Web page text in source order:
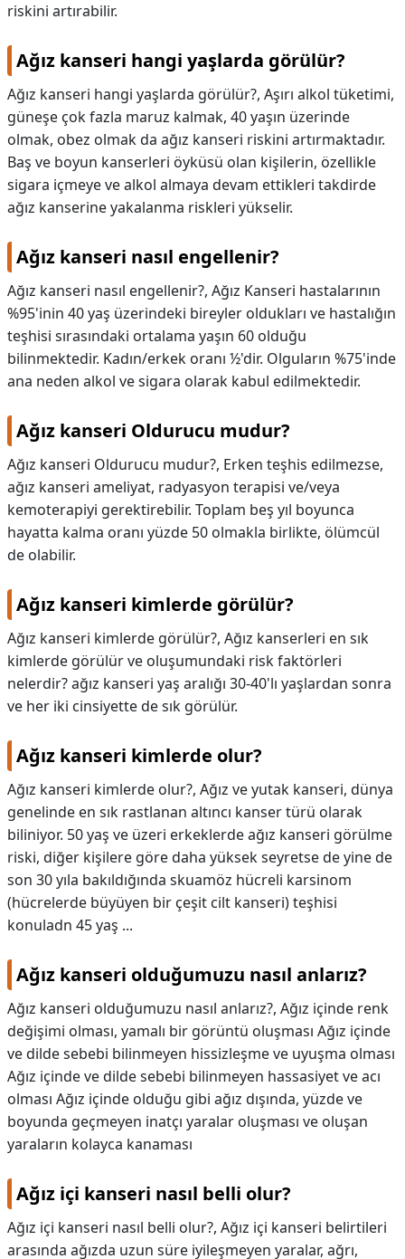
riskini artırabilir.
Ağız kanseri hangi yaşlarda görülür?
Ağız kanseri hangi yaşlarda görülür?, Aşırı alkol tüketimi,
güneşe çok fazla maruz kalmak, 40 yaşın üzerinde
olmak, obez olmak da ağız kanseri riskini artırmaktadır.
Baş ve boyun kanserleri öyküsü olan kişilerin, özellikle
sigara içmeye ve alkol almaya devam ettikleri takdirde
ağız kanserine yakalanma riskleri yükselir.
Ağız kanseri nasıl engellenir?
Ağız kanseri nasıl engellenir?, Ağız Kanseri hastalarının
%95'inin 40 yaş üzerindeki bireyler oldukları ve hastalığın
teşhisi sırasındaki ortalama yaşın 60 olduğu
bilinmektedir. Kadın/erkek oranı ½'dir. Olguların %75'inde
ana neden alkol ve sigara olarak kabul edilmektedir.
Ağız kanseri Oldurucu mudur?
Ağız kanseri Oldurucu mudur?, Erken teşhis edilmezse,
ağız kanseri ameliyat, radyasyon terapisi ve/veya
kemoterapiyi gerektirebilir. Toplam beş yıl boyunca
hayatta kalma oranı yüzde 50 olmakla birlikte, ölümcül
de olabilir.
Ağız kanseri kimlerde görülür?
Ağız kanseri kimlerde görülür?, Ağız kanserleri en sık
kimlerde görülür ve oluşumundaki risk faktörleri
nelerdir? ağız kanseri yaş aralığı 30-40'lı yaşlardan sonra
ve her iki cinsiyette de sık görülür.
Ağız kanseri kimlerde olur?
Ağız kanseri kimlerde olur?, Ağız ve yutak kanseri, dünya
genelinde en sık rastlanan altıncı kanser türü olarak
biliniyor. 50 yaş ve üzeri erkeklerde ağız kanseri görülme
riski, diğer kişilere göre daha yüksek seyretse de yine de
son 30 yıla bakıldığında skuamöz hücreli karsinom
(hücrelerde büyüyen bir çeşit cilt kanseri) teşhisi
konuladn 45 yaş ...
Ağız kanseri olduğumuzu nasıl anlarız?
Ağız kanseri olduğumuzu nasıl anlarız?, Ağız içinde renk
değişimi olması, yamalı bir görüntü oluşması Ağız içinde
ve dilde sebebi bilinmeyen hissizleşme ve uyuşma olması
Ağız içinde ve dilde sebebi bilinmeyen hassasiyet ve acı
olması Ağız içinde olduğu gibi ağız dışında, yüzde ve
boyunda geçmeyen inatçı yaralar oluşması ve oluşan
yaraların kolayca kanaması
Ağız içi kanseri nasıl belli olur?
Ağız içi kanseri nasıl belli olur?, Ağız içi kanseri belirtileri
arasında ağızda uzun süre iyileşmeyen yaralar, ağrı,